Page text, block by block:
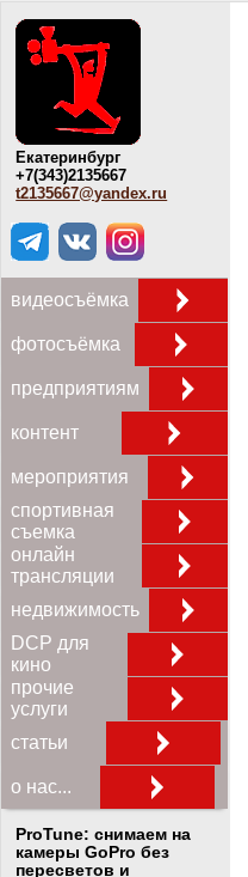
Екатеринбург
+7(343)2135667
t2135667@yandex.ru
видеосъёмка
фотосъёмка
предприятиям
контент
мероприятия
спортивная
съемка
онлайн
трансляции
недвижимость
DCP для
кино
прочие
услуги
статьи
о нас...
ProTune: снимаем на
камеры GoPro без
пересветов и